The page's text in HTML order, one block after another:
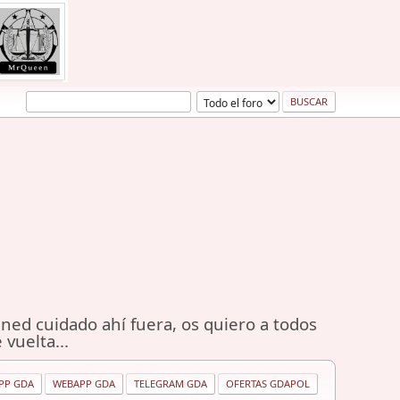
cuidado ahí fuera, os quiero a todos
vuelta...
GDA WEBAPP GDA TELEGRAM GDA OFERTAS GDAPOL